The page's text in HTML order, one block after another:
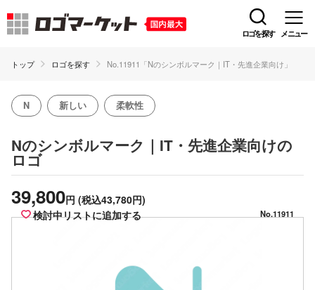
ロゴを探す メニュー
トップ ロゴを探す No.11911「Nのシンボルマーク｜IT・先進企業向け」
N 新しい 柔軟性
Nのシンボルマーク｜IT・先進企業向けの
ロゴ
39,800円 (税込43,780円)
検討中リストに追加する
No.11911